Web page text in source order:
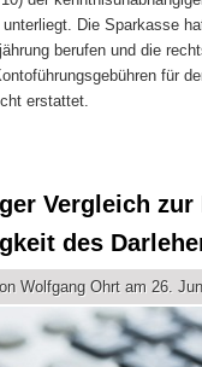
Die Sparkasse
berufen und die
für
erstattet.
Sparkasse beruft sich
Vergleich zur
des
Wolfgang Ohrtam 26.